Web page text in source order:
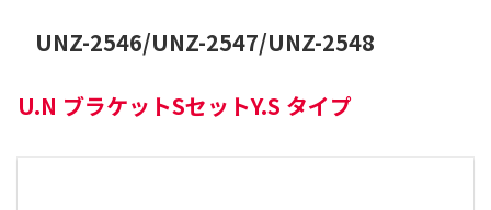
UNZ-2546/UNZ-2547/UNZ-2548
U.N ブラケットSセットY.S タイプ